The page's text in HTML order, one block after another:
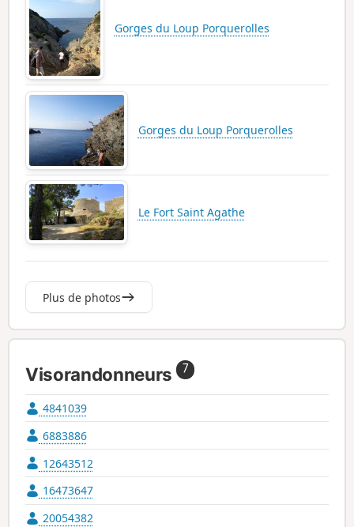
Gorges du Loup Porquerolles
Gorges du Loup Porquerolles
Le Fort Saint Agathe
Plus de photos
Visorandonneurs 7
4841039
6883886
12643512
16473647
20054382